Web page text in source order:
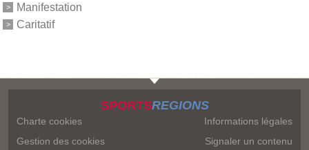
Manifestation
Caritatif
SPORTSREGIONS
Charte cookies
Gestion des cookies
Informations légales
Signaler un contenu